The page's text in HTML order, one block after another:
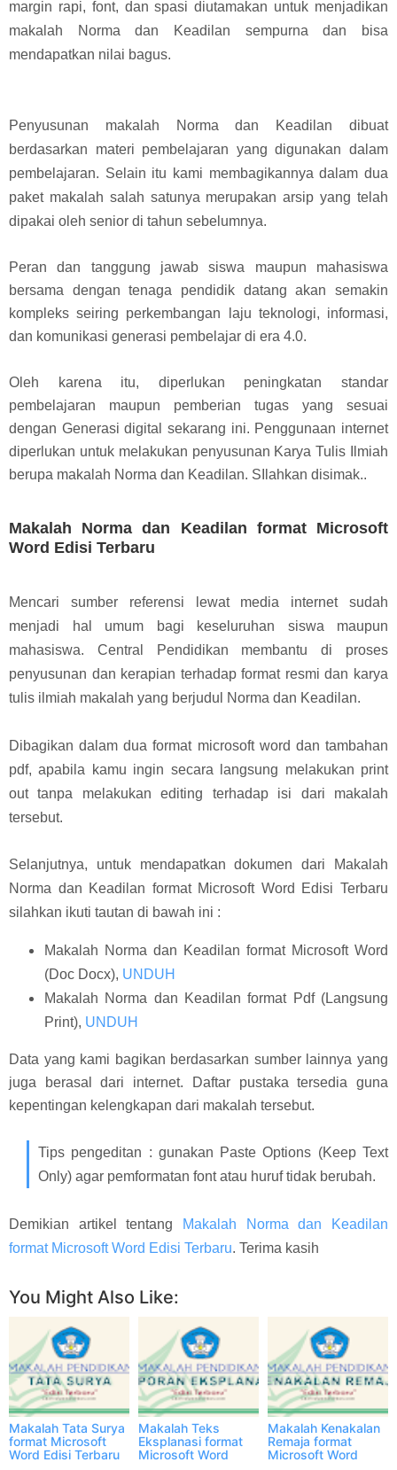
margin rapi, font, dan spasi diutamakan untuk menjadikan
makalah Norma dan Keadilan sempurna dan bisa
mendapatkan nilai bagus.
Penyusunan makalah Norma dan Keadilan dibuat
berdasarkan materi pembelajaran yang digunakan dalam
pembelajaran. Selain itu kami membagikannya dalam dua
paket makalah salah satunya merupakan arsip yang telah
dipakai oleh senior di tahun sebelumnya.
Peran dan tanggung jawab siswa maupun mahasiswa
bersama dengan tenaga pendidik datang akan semakin
kompleks seiring perkembangan laju teknologi, informasi,
dan komunikasi generasi pembelajar di era 4.0.
Oleh karena itu, diperlukan peningkatan standar
pembelajaran maupun pemberian tugas yang sesuai
dengan Generasi digital sekarang ini. Penggunaan internet
diperlukan untuk melakukan penyusunan Karya Tulis Ilmiah
berupa makalah Norma dan Keadilan. SIlahkan disimak..
Makalah Norma dan Keadilan format Microsoft
Word Edisi Terbaru
Mencari sumber referensi lewat media internet sudah
menjadi hal umum bagi keseluruhan siswa maupun
mahasiswa. Central Pendidikan membantu di proses
penyusunan dan kerapian terhadap format resmi dan karya
tulis ilmiah makalah yang berjudul Norma dan Keadilan.
Dibagikan dalam dua format microsoft word dan tambahan
pdf, apabila kamu ingin secara langsung melakukan print
out tanpa melakukan editing terhadap isi dari makalah
tersebut.
Selanjutnya, untuk mendapatkan dokumen dari Makalah
Norma dan Keadilan format Microsoft Word Edisi Terbaru
silahkan ikuti tautan di bawah ini :
Makalah Norma dan Keadilan format Microsoft Word
(Doc Docx), UNDUH
Makalah Norma dan Keadilan format Pdf (Langsung
Print), UNDUH
Data yang kami bagikan berdasarkan sumber lainnya yang
juga berasal dari internet. Daftar pustaka tersedia guna
kepentingan kelengkapan dari makalah tersebut.
Tips pengeditan : gunakan Paste Options (Keep Text
Only) agar pemformatan font atau huruf tidak berubah.
Demikian artikel tentang
Makalah Norma dan Keadilan
format Microsoft Word Edisi Terbaru. Terima kasih
You Might Also Like:
Makalah Tata Surya
format Microsoft
Word Edisi Terbaru
Makalah Teks
Eksplanasi format
Microsoft Word
Makalah Kenakalan
Remaja format
Microsoft Word